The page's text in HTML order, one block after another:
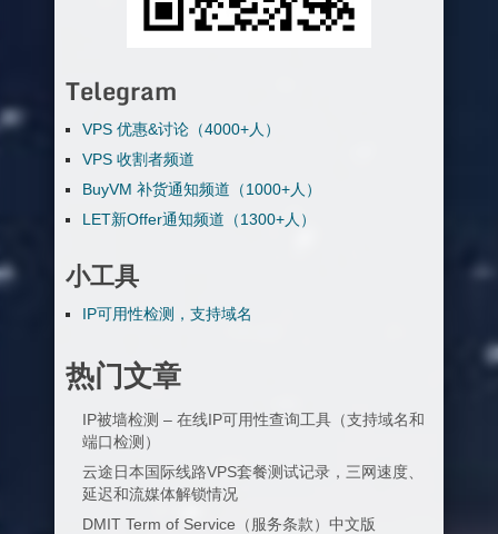
Telegram
VPS 优惠&讨论（4000+人）
VPS 收割者频道
BuyVM 补货通知频道（1000+人）
LET新Offer通知频道（1300+人）
小工具
IP可用性检测，支持域名
热门文章
IP被墙检测 – 在线IP可用性查询工具（支持域名和
端口检测）
云途日本国际线路VPS套餐测试记录，三网速度、
延迟和流媒体解锁情况
DMIT Term of Service（服务条款）中文版